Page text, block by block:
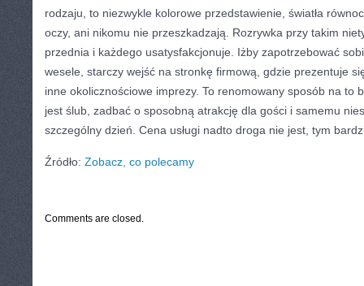
rodzaju, to niezwykle kolorowe przedstawienie, światła
oczy, ani nikomu nie przeszkadzają. Rozrywka przy takim
przednia i każdego usatysfakcjonuje. Iżby zapotrzebować
wesele, starczy wejść na stronkę firmową, gdzie prezentuje
inne okolicznościowe imprezy. To renomowany sposób na to
jest ślub, zadbać o sposobną atrakcję dla gości i samemu
szczególny dzień. Cena usługi nadto droga nie jest, tym
Źródło: Zobacz, co polecamy
Comments are closed.